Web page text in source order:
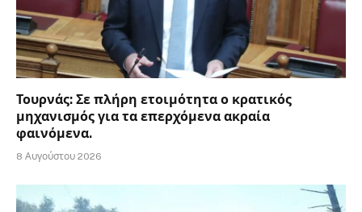
Τουρνάς: Σε πλήρη ετοιμότητα ο κρατικός
μηχανισμός για τα επερχόμενα ακραία
φαινόμενα.
8 Αυγούστου 2026